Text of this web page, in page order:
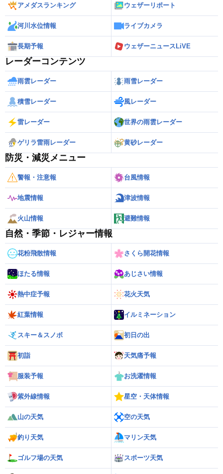
アメダスランキング ウェザーリポート
河川水位情報 ライブカメラ
長期予報 ウェザーニュースLiVE
レーダーコンテンツ
雨雲レーダー 雨雪レーダー
積雪レーダー 風レーダー
雷レーダー 世界の雨雲レーダー
ゲリラ雷雨レーダー 黄砂レーダー
防災・減災メニュー
警報・注意報 台風情報
地震情報 津波情報
火山情報 避難情報
自然・季節・レジャー情報
花粉飛散情報 さくら開花情報
ほたる情報 あじさい情報
熱中症予報 花火天気
紅葉情報 イルミネーション
スキー＆スノボ 初日の出
初詣 天気痛予報
服装予報 お洗濯情報
紫外線情報 星空・天体情報
山の天気 空の天気
釣り天気 マリン天気
ゴルフ場の天気 スポーツ天気